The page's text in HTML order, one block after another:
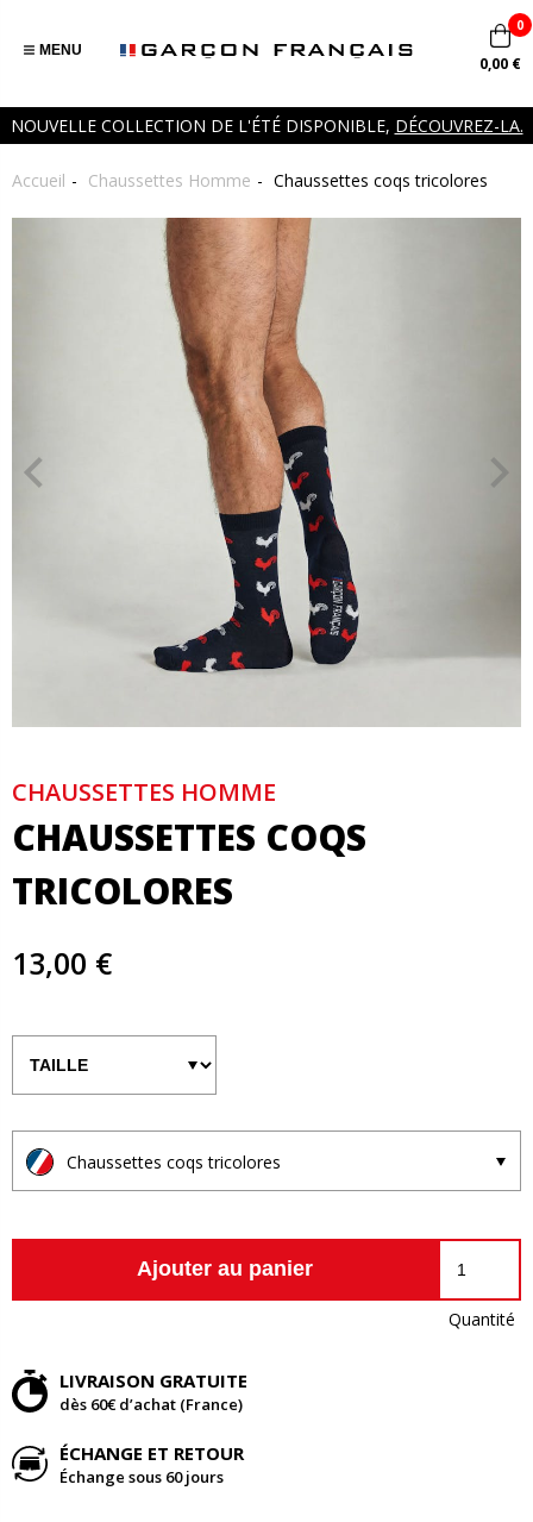
NOUVELLE COLLECTION DE L'ÉTÉ DISPONIBLE, DÉCOUVREZ-LA.
MENU
0
0,00 €
Accueil Chaussettes Homme Chaussettes coqs tricolores
CHAUSSETTES HOMME
CHAUSSETTES COQS
TRICOLORES
13,00 €
Chaussettes coqs tricolores
Ajouter au panier
Quantité
LIVRAISON GRATUITE
dès 60€ d’achat (France)
ÉCHANGE ET RETOUR
Échange sous 60 jours